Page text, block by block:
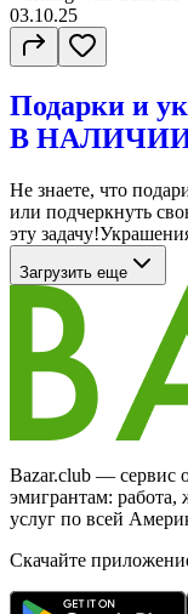
03.10.25
Подарки и
В
Не знаете, что
или подчеркнуть
эту
Загрузить еще
Bazar.club —
эмигрантам: работа,
услуг по всей
Скачайте